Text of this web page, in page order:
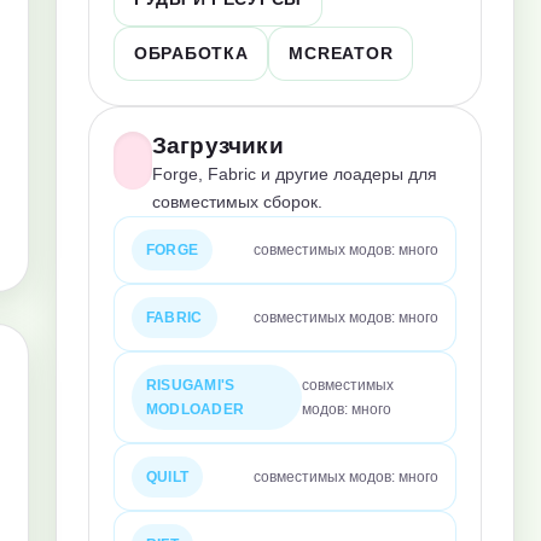
ОБРАБОТКА MCREATOR
Загрузчики
Forge, Fabric и другие лоадеры для
совместимых сборок.
FORGE совместимых модов: много
FABRIC совместимых модов: много
RISUGAMI'S
MODLOADER
совместимых
модов: много
QUILT совместимых модов: много